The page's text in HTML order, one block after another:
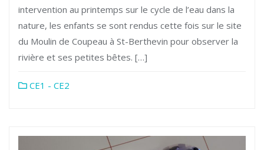
intervention au printemps sur le cycle de l’eau dans la
nature, les enfants se sont rendus cette fois sur le site
du Moulin de Coupeau à St-Berthevin pour observer la
rivière et ses petites bêtes. […]
CE1 - CE2